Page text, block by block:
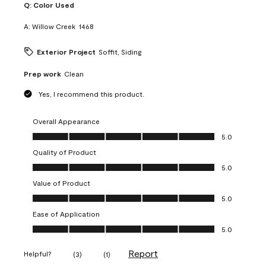
Q: Color Used
A: Willow Creek  1468
Exterior Project Soffit, Siding
Prep work Clean
Yes, I recommend this product.
Overall Appearance
Overall Appearance, 5.0 out of 5
5.0
Quality of Product
Quality of Product, 5.0 out of 5
5.0
Value of Product
Value of Product, 5.0 out of 5
5.0
Ease of Application
Ease of Application, 5.0 out of 5
5.0
Helpful? (3) (1) Report